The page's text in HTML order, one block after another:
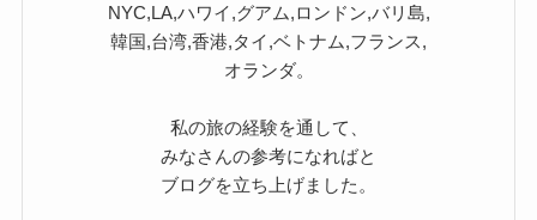
NYC,LA,ハワイ,グアム,ロンドン,バリ島,
韓国,台湾,香港,タイ,ベトナム,フランス,
オランダ。
私の旅の経験を通して、
みなさんの参考になればと
ブログを立ち上げました。